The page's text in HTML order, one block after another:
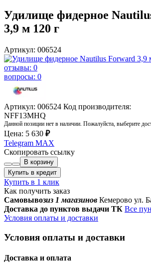
Удилище фидерное
3,9 м 120 г
Артикул: 006524
отзывы: 0
вопросы: 0
Артикул: 006524 Код производителя:
NFF13MHQ
Данной позиции нет в наличии. Пожалуйста, выберите
Цена: 5 630 ₽
Telegram MAX
Скопировать ссылку
В корзину
Купить в кредит
Купить в 1 клик
Как получить заказ
Самовывозиз 1 магазинов Кемерово ул.
Доставка до пунктов выдачи ТК Все
Условия оплаты и доставки
Условия оплаты и доставки
Доставка и оплата